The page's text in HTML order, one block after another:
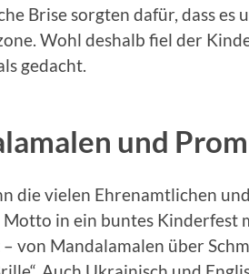
Brise sorgten dafür, dass
Wohl deshalb fiel der
gedacht.
und
die vielen Ehrenamtlichen
Motto in ein buntes Kinderfest
von Mandalamalen über